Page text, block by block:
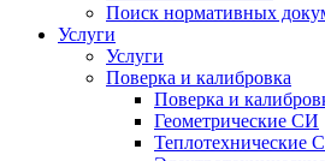
Поиск нормативных
Услуги
Услуги
Поверка и калибровка
Поверка и
Геометрические СИ
Теплотехнические